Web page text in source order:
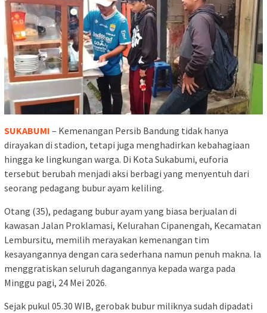
SUKABUMI – Kemenangan Persib Bandung tidak hanya
dirayakan di stadion, tetapi juga menghadirkan kebahagiaan
hingga ke lingkungan warga. Di Kota Sukabumi, euforia
tersebut berubah menjadi aksi berbagi yang menyentuh dari
seorang pedagang bubur ayam keliling.
Otang (35), pedagang bubur ayam yang biasa berjualan di
kawasan Jalan Proklamasi, Kelurahan Cipanengah, Kecamatan
Lembursitu, memilih merayakan kemenangan tim
kesayangannya dengan cara sederhana namun penuh makna. Ia
menggratiskan seluruh dagangannya kepada warga pada
Minggu pagi, 24 Mei 2026.
Sejak pukul 05.30 WIB, gerobak bubur miliknya sudah dipadati